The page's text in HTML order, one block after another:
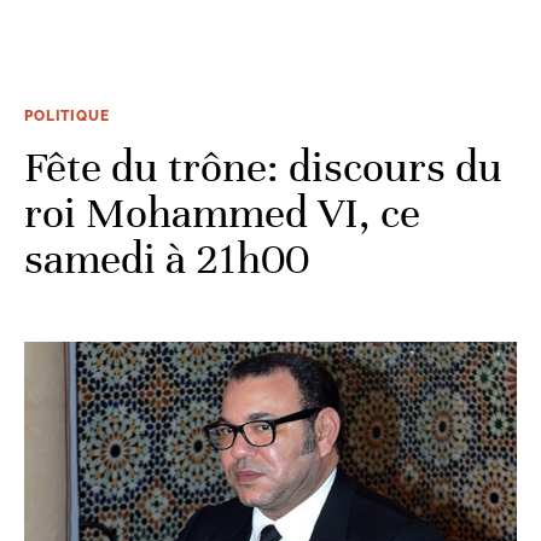
POLITIQUE
Fête du trône: discours du
roi Mohammed VI, ce
samedi à 21h00